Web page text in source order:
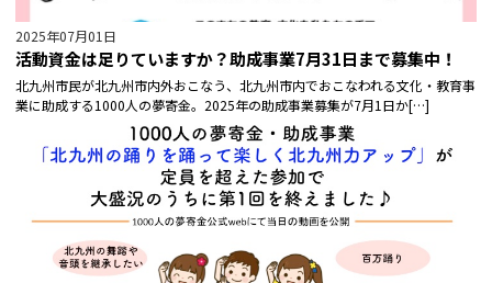
2025年07月01日
活動資金は足りていますか？助成事業7月31日まで募集中！
北九州市民が北九州市内外おこなう、北九州市内でおこなわれる文化・教育事
業に助成する1000人の夢寄金。2025年の助成事業募集が7月1日か[…]